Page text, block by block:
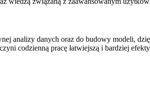
analizy danych oraz do budowy modeli,
codzienną pracę łatwiejszą i bardziej